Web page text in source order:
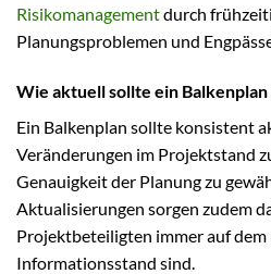
Risikomanagementdurch
Planungsproblemen und
Wie aktuell sollte ein
Ein Balkenplan sollte konsistent
Veränderungen im Projektstand
Genauigkeit der Planung zu
Aktualisierungen sorgen zudem
Projektbeteiligten immer auf dem
Informationsstand sind.